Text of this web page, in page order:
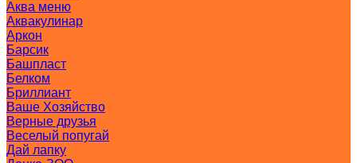
Аква меню
Аквакулинар
Аркон
Барсик
Башпласт
Белком
Бриллиант
Ваше Хозяйство
Верные друзья
Веселый попугай
Дай лапку